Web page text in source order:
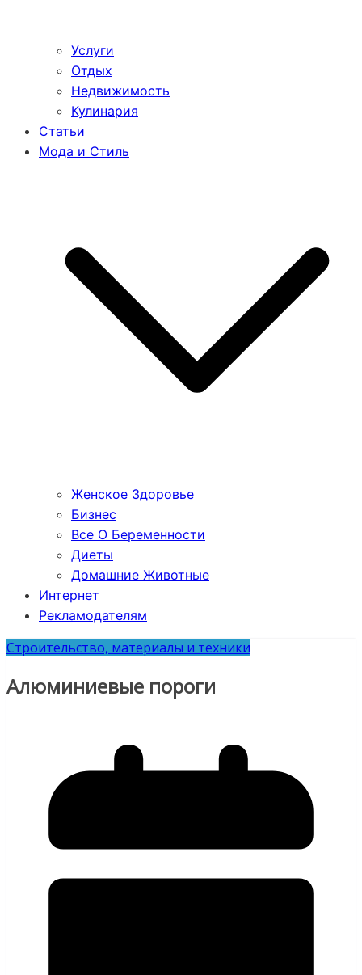
Услуги
Отдых
Недвижимость
Кулинария
Статьи
Мода и Стиль
Женское Здоровье
Бизнес
Все О Беременности
Диеты
Домашние Животные
Интернет
Рекламодателям
Строительство, материалы и техники
Алюминиевые пороги